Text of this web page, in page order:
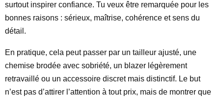
surtout inspirer confiance. Tu veux être remarquée pour les
bonnes raisons : sérieux, maîtrise, cohérence et sens du
détail.
En pratique, cela peut passer par un tailleur ajusté, une
chemise brodée avec sobriété, un blazer légèrement
retravaillé ou un accessoire discret mais distinctif. Le but
n’est pas d’attirer l’attention à tout prix, mais de montrer que